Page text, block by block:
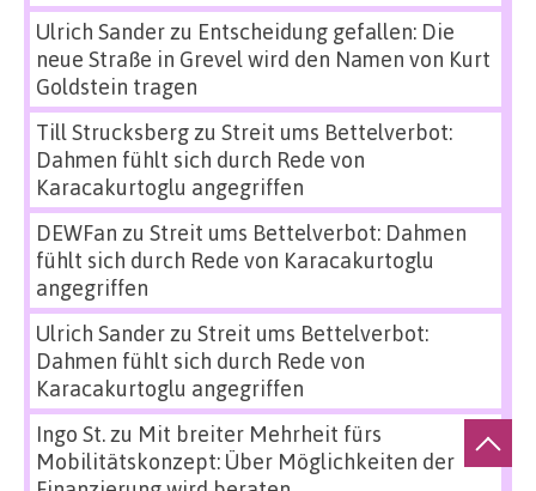
Ulrich Sanderzu Entscheidung gefallen: Die
neue Straße in Grevel wird den Namen von Kurt
Goldstein tragen
Till Strucksbergzu Streit ums Bettelverbot:
Dahmen fühlt sich durch Rede von
Karacakurtoglu angegriffen
DEWFan zu Streit ums Bettelverbot: Dahmen
fühlt sich durch Rede von Karacakurtoglu
angegriffen
Ulrich Sanderzu Streit ums Bettelverbot:
Dahmen fühlt sich durch Rede von
Karacakurtoglu angegriffen
Ingo St.zu Mit breiter Mehrheit fürs
Mobilitätskonzept: Über Möglichkeiten der